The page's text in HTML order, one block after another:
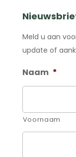
Meld u aan
update of
Naam *
Voornaam